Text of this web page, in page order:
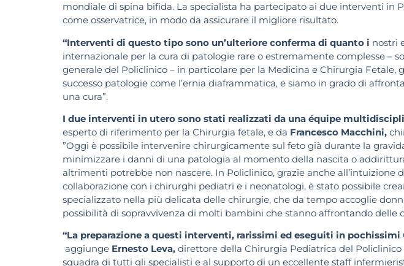
mondiale di spina bifida. La specialista ha partecipato ai due interventi in
come osservatrice, in modo da assicurare il migliore risultato.
“Interventi di questo tipo sono un’ulteriore conferma di quanto i nostri
internazionale per la cura di patologie rare o estremamente complesse –
generale del Policlinico – in particolare per la Medicina e Chirurgia Fetale,
successo patologie come l’ernia diaframmatica, e siamo in grado di
una cura”.
I due interventi in utero sono stati realizzati da una équipe
esperto di riferimento per la Chirurgia fetale, e da Francesco Macchini,
”Oggi è possibile intervenire chirurgicamente sul feto già durante la
minimizzare i danni di una patologia al momento della nascita o
altrimenti potrebbe non nascere. In Policlinico, grazie anche all’intuizione
collaborazione con i chirurghi pediatri e i neonatologi, è stato possibile
specializzato nella più delicata delle chirurgie, che da tempo accoglie
possibilità di sopravvivenza di molti bambini che stanno affrontando delle
“La preparazione a questi interventi, rarissimi ed eseguiti in
aggiunge Ernesto Leva, direttore della Chirurgia Pediatrica del Policlinico
squadra di tutti gli specialisti e al supporto di un eccellente staff